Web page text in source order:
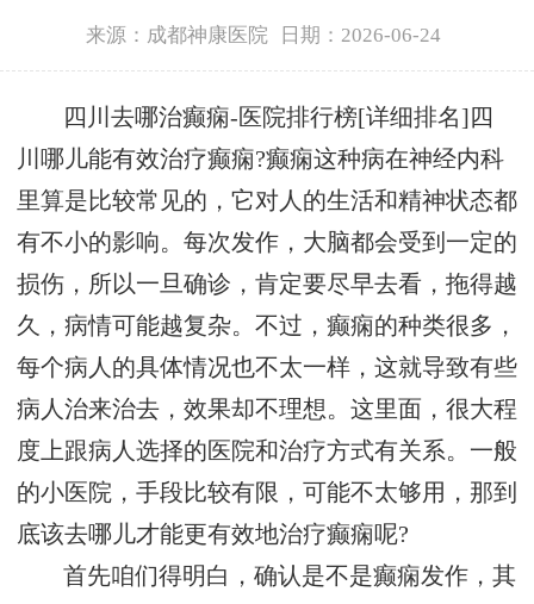
来源：成都神康医院 日期：2026-06-24
四川去哪治癫痫-医院排行榜[详细排名]四
川哪儿能有效治疗癫痫?癫痫这种病在神经内科
里算是比较常见的，它对人的生活和精神状态都
有不小的影响。每次发作，大脑都会受到一定的
损伤，所以一旦确诊，肯定要尽早去看，拖得越
久，病情可能越复杂。不过，癫痫的种类很多，
每个病人的具体情况也不太一样，这就导致有些
病人治来治去，效果却不理想。这里面，很大程
度上跟病人选择的医院和治疗方式有关系。一般
的小医院，手段比较有限，可能不太够用，那到
底该去哪儿才能更有效地治疗癫痫呢?
首先咱们得明白，确认是不是癫痫发作，其